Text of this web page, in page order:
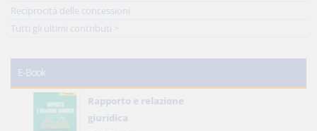
Reciprocità delle concessioni
Tutti gli ultimi contributi >
E-Book
Rapporto e relazione
giuridica